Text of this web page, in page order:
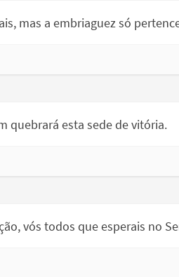
mas a embriaguez só
quebrará esta sede de vitória.
vós todos que esperais no